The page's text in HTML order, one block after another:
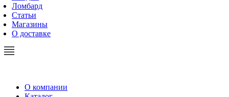
Ломбард
Статьи
Магазины
О доставке
О компании